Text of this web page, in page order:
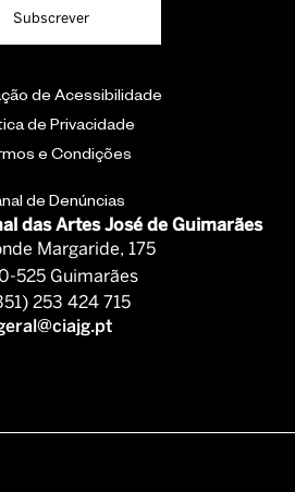
Subscrever
de Acessibilidade
de Privacidade
e Condições
de Denúncias
das Artes José de Guimarães
Margaride, 175
525 Guimarães
253 424 715